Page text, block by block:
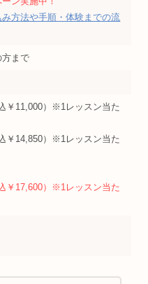
方法や手順・体験までの流
方まで
￥11,000）※1レッスン当た
￥14,850）※1レッスン当た
￥17,600）※1レッスン当た